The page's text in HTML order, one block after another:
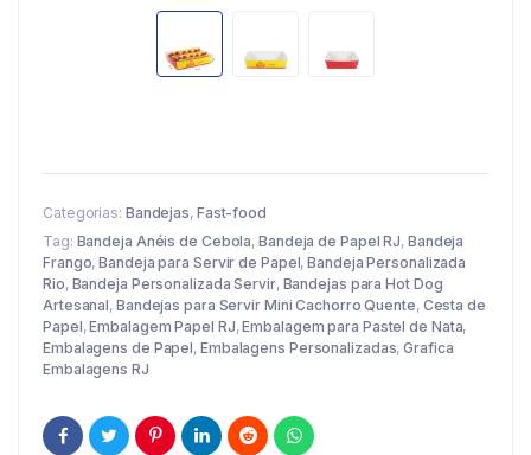
Categorias: Bandejas, Fast-food
Tag: Bandeja Anéis de Cebola,Bandeja de Papel RJ, Bandeja
Frango,Bandeja para Servir de Papel,Bandeja Personalizada
Rio, Bandeja Personalizada Servir, Bandejas para Hot Dog
Artesanal, Bandejas para Servir Mini Cachorro Quente, Cesta de
Papel,Embalagem Papel RJ,Embalagem para Pastel de Nata,
Embalagens de Papel, Embalagens Personalizadas,Grafica
Embalagens RJ